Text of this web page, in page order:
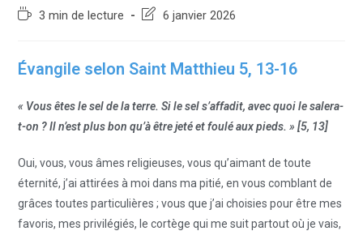
3 min de lecture 6 janvier 2026
Évangile selon Saint Matthieu 5, 13-16
« Vous êtes le sel de la terre. Si le sel s’affadit, avec quoi le salera-
t-on ? Il n’est plus bon qu’à être jeté et foulé aux pieds. » [5, 13]
Oui, vous, vous âmes religieuses, vous qu’aimant de toute
éternité, j’ai attirées à moi dans ma pitié, en vous comblant de
grâces toutes particulières ; vous que j’ai choisies pour être mes
favoris, mes privilégiés, le cortège qui me suit partout où je vais,